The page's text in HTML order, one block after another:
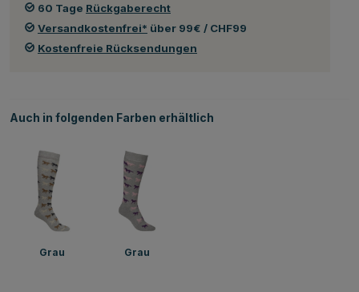
60 Tage Rückgaberecht
Versandkostenfrei* über 99€ / CHF99
Kostenfreie Rücksendungen
Auch in folgenden Farben erhältlich
Grau Grau